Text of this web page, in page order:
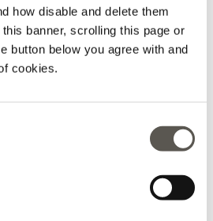
how disable and delete them
banner, scrolling this page or
button below you agree with and
cookies.
Pantalon palazzo en
mélange de lin
Price reduced from
CHF 129,00